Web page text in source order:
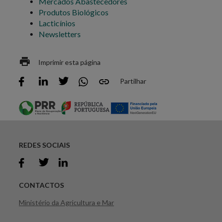
Produtos Biológicos
Lacticínios
Newsletters
Imprimir esta página
Partilhar
REDES SOCIAIS
CONTACTOS
Ministério da Agricultura e Mar